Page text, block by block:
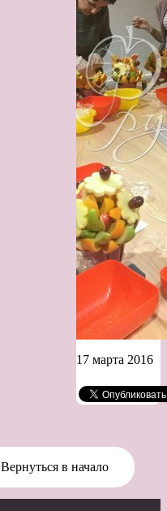
17 марта 2016
Вернуться в начало